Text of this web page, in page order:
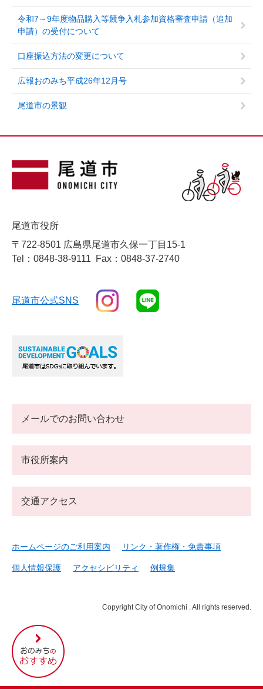
令和7～9年度物品購入等競争入札参加資格審査申請（追加
申請）の受付について
口座振込方法の変更について
広報おのみち平成26年12月号
尾道市の景観
尾
道
市
の
尾道市役所
〒722-8501 広島県尾道市久保一丁目15-1
Tel：0848-38-9111
Fax：0848-37-2740
尾道市公式SNS
メールでのお問い合わせ
市役所案内
交通アクセス
ホームページのご利用案内 リンク・著作権・免責事項
個人情報保護 アクセシビリティ 例規集
Copyright City of Onomichi . All rights reserved.